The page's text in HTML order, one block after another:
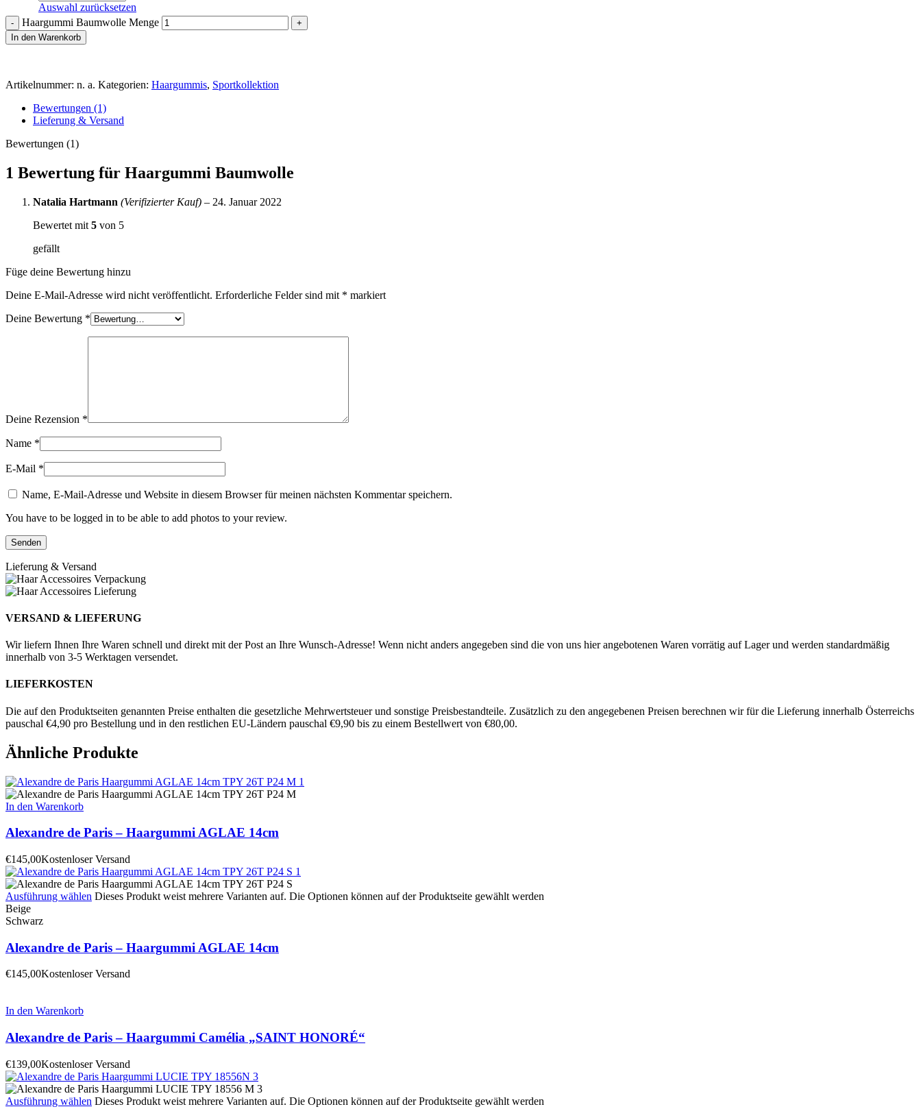
Auswahl zurücksetzen
Haargummi Baumwolle Menge
In den Warenkorb
Artikelnummer: n. a. Kategorien: Haargummis, Sportkollektion
Bewertungen (1)
Lieferung & Versand
Bewertungen (1)
1 Bewertung für Haargummi Baumwolle
Natalia Hartmann (Verifizierter Kauf) – 24. Januar 2022
Bewertet mit 5 von 5
gefällt
Füge deine Bewertung hinzu
Deine E-Mail-Adresse wird nicht veröffentlicht. Erforderliche Felder sind mit * markiert
Deine Bewertung *
Deine Rezension *
Name *
E-Mail *
Name, E-Mail-Adresse und Website in diesem Browser für meinen nächsten Kommentar speichern.
You have to be logged in to be able to add photos to your review.
Lieferung & Versand
VERSAND & LIEFERUNG
Wir liefern Ihnen Ihre Waren schnell und direkt mit der Post an Ihre Wunsch-Adresse! Wenn nicht anders angegeben sind die von uns hier angebotenen Waren vorrätig auf Lager und werden standardmäßig
innerhalb von 3-5 Werktagen versendet.
LIEFERKOSTEN
Die auf den Produktseiten genannten Preise enthalten die gesetzliche Mehrwertsteuer und sonstige Preisbestandteile. Zusätzlich zu den angegebenen Preisen berechnen wir für die Lieferung innerhalb Österreichs
pauschal €4,90 pro Bestellung und in den restlichen EU-Ländern pauschal €9,90 bis zu einem Bestellwert von €80,00.
Ähnliche Produkte
In den Warenkorb
Alexandre de Paris – Haargummi AGLAE 14cm
€145,00Kostenloser Versand
Ausführung wählen Dieses Produkt weist mehrere Varianten auf. Die Optionen können auf der Produktseite gewählt werden
Beige
Schwarz
Alexandre de Paris – Haargummi AGLAE 14cm
€145,00Kostenloser Versand
In den Warenkorb
Alexandre de Paris – Haargummi Camélia „SAINT HONORÉ“
€139,00Kostenloser Versand
Ausführung wählen Dieses Produkt weist mehrere Varianten auf. Die Optionen können auf der Produktseite gewählt werden